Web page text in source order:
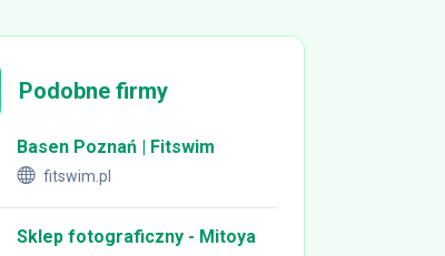
Podobne firmy
Basen Poznań | Fitswim
fitswim.pl
Sklep fotograficzny - Mitoya